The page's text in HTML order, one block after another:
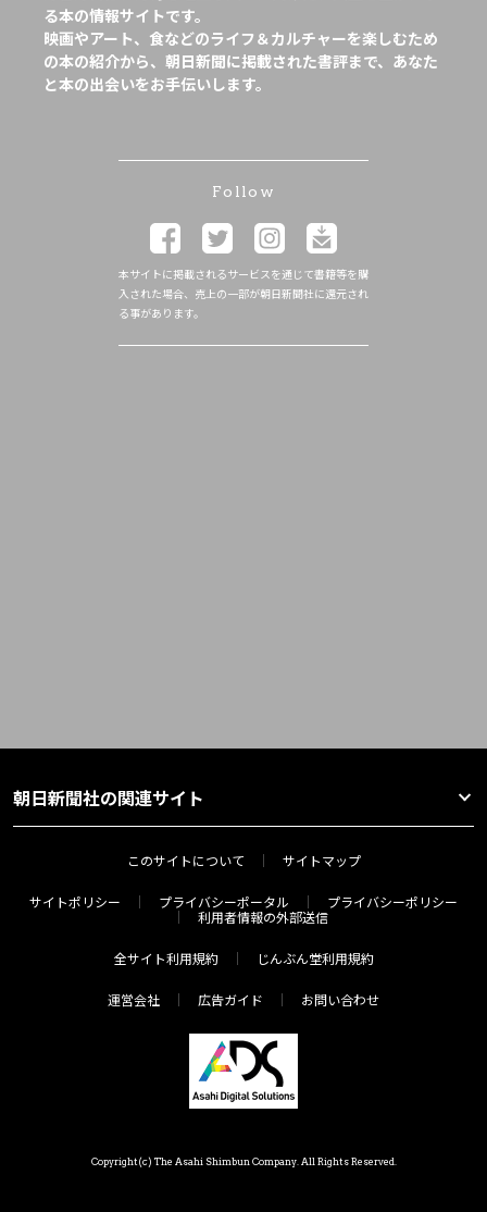
る本の情報サイトです。
映画やアート、食などのライフ＆カルチャーを楽しむため
の本の紹介から、朝日新聞に掲載された書評まで、あなた
と本の出会いをお手伝いします。
Follow
本サイトに掲載されるサービスを通じて書籍等を購
入された場合、売上の一部が朝日新聞社に還元され
る事があります。
朝日新聞社の関連サイト
このサイトについて サイトマップ
サイトポリシー プライバシーポータル
プライバシーポリシー
利用者情報の外部送信
全サイト利用規約 じんぶん堂利用規約
運営会社 広告ガイド お問い合わせ
Copyright(c) The Asahi Shimbun Company. All Rights Reserved.